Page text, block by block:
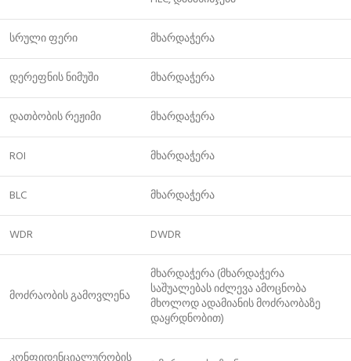
სრული ფერი მხარდაჭერა
დერეფნის ნიმუში მხარდაჭერა
დათბობის რეჟიმი მხარდაჭერა
ROI მხარდაჭერა
BLC მხარდაჭერა
WDR DWDR
მოძრაობის გამოვლენა
მხარდაჭერა (მხარდაჭერა
საშუალებას იძლევა ამოცნობა
მხოლოდ ადამიანის მოძრაობაზე
დაყრდნობით)